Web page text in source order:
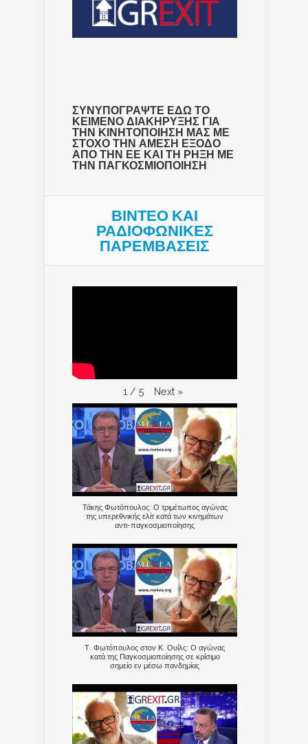
ΣΥΝΥΠΟΓΡΑΨΤΕ ΕΔΩ ΤΟ
ΚΕΙΜΕΝΟ ΔΙΑΚΗΡΥΞΗΣ ΓΙΑ
ΤΗΝ ΚΙΝΗΤΟΠΟΙΗΣΗ ΜΑΣ ΜΕ
ΣΤΟΧΟ ΤΗΝ ΑΜΕΣΗ ΕΞΟΔΟ
ΑΠΟ ΤΗΝ ΕΕ ΚΑΙ ΤΗ ΡΗΞΗ ΜΕ
ΤΗΝ ΠΑΓΚΟΣΜΙΟΠΟΙΗΣΗ
ΒΙΝΤΕΟ ΚΑΙ
ΡΑΔΙΟΦΩΝΙΚΕΣ
ΠΑΡΕΜΒΑΣΕΙΣ
1 / 5 Next »
Τάκης Φωτόπουλος: Ο τριμέτωπος αγώνας
της υπερεθνικής ελίτ κατά των κινημάτων
αντι-παγκοσμιοποίησης
Τ. Φωτόπουλος στον Κ. Ουίλς: Ο αγώνας
κατά της Παγκοσμιοποίησης σε κρίσιμο
σημείο εν μέσω πανδημίας